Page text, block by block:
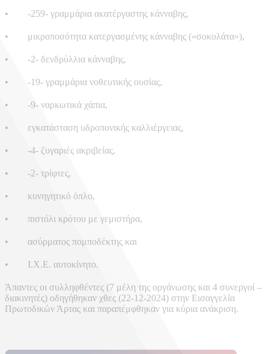
• -259- γραμμάρια ακατέργαστης κάνναβης,
• μικροποσότητα κατεργασμένης κάνναβης («σοκολάτα»),
• -2- δενδρύλλια κάνναβης,
• -19- γραμμάρια νοθευτικής ουσίας,
• -9- ναρκωτικά χάπια,
• εγκατάσταση υδροπονικής καλλιέργειας,
• -4- ζυγαριές ακριβείας,
• -2- τρίφτες,
• κυνηγητικό όπλο,
• πιστόλι κρότου με γεμιστήρα,
• ασύρματος πομποδέκτης και
• Ι.Χ.Ε. αυτοκίνητο.
Άπαντες οι συλληφθέντες (7 μέλη της οργάνωσης και 4 συνεργοί –
διακινητές) οδηγήθηκαν χθες (22-12-2024) στην Εισαγγελία
Πρωτοδικών Άρτας και παραπέμφθηκαν για κύρια ανάκριση.